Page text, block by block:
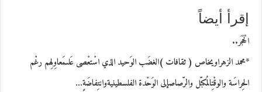
إقرأ أيضاً
الْحَجَر..
*محمد الزهراويخاص ( ثقافات )الغضَب الوَحيد الذي اسْتعْصى عَلىمَعاوِلِهم رغْم
الحِراسَة والوقْتِالمُكبّل والرّصاصإلى الوَحْدة الفلسطينيةوانتِفاضَةٍ…